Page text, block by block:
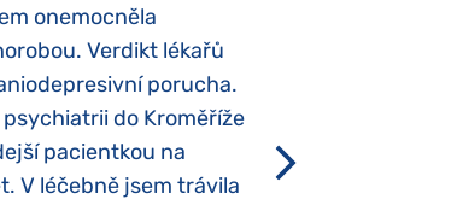
onemocněla
Verdikt lékařů
porucha.
psychiatrii do Kroměříže
pacientkou na
V léčebně jsem trávila
který je u
Po půl roce